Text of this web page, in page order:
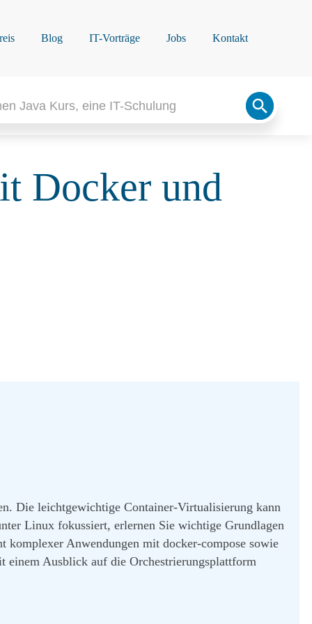
Blog IT-Vorträge Jobs Kontakt
Search
Button
Docker und
Die leichtgewichtige Container-Virtualisierung kann
Linux fokussiert, erlernen Sie wichtige Grundlagen
komplexer Anwendungen mit docker-compose sowie
einem Ausblick auf die Orchestrierungsplattform